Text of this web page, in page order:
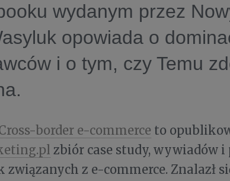
wydanym przez
opowiada o
i o tym, czy Temu
border e-commerce to
zbiór case study, wywiadów
związanych z e-commerce. Znalazł